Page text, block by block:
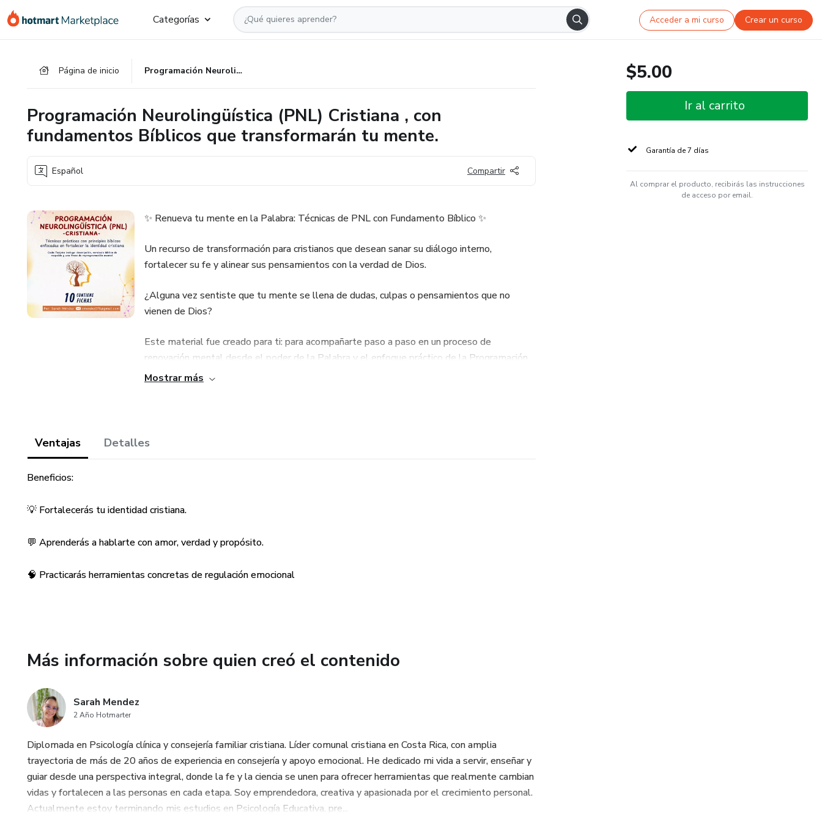
Categorías Acceder a mi curso Crear un curso
Página de inicio Programación Neurolingüística (PNL) Cristiana , con fundamentos Bíblicos que transformarán tu mente.
Programación Neurolingüística (PNL) Cristiana , con
fundamentos Bíblicos que transformarán tu mente.
Español Compartir
✨ Renueva tu mente en la Palabra: Técnicas de PNL con Fundamento Bíblico ✨
Un recurso de transformación para cristianos que desean sanar su diálogo interno,
fortalecer su fe y alinear sus pensamientos con la verdad de Dios.
¿Alguna vez sentiste que tu mente se llena de dudas, culpas o pensamientos que no
vienen de Dios?
Este material fue creado para ti: para acompañarte paso a paso en un proceso de
renovación mental desde el poder de la Palabra y el enfoque práctico de la Programación
Neurolingüística (PNL).
decisiones, desde la fe, la gratitud y la esperanza.
✅ Acompañas a otros como consejero, coach, terapeuta o líder espiritual.
Beneficios:
💡 Fortalecerás tu identidad cristiana.
Mostrar más
Ventajas Detalles
Beneficios:
💡 Fortalecerás tu identidad cristiana.
💬 Aprenderás a hablarte con amor, verdad y propósito.
🧠 Practicarás herramientas concretas de regulación emocional
Más información sobre quien creó el contenido
Sarah Mendez
2 Año Hotmarter
Diplomada en Psicología clínica y consejería familiar cristiana. Líder comunal cristiana en Costa Rica, con amplia
trayectoria de más de 20 años de experiencia en consejería y apoyo emocional. He dedicado mi vida a servir, enseñar y
guiar desde una perspectiva integral, donde la fe y la ciencia se unen para ofrecer herramientas que realmente cambian
vidas y fortalecen a las personas en cada etapa. Soy emprendedora, creativa y apasionada por el crecimiento personal.
Actualmente estoy terminando mis estudios en Psicología Educativa, pre...
$5.00
Ir al carrito
Garantía de 7 días
Al comprar el producto, recibirás las instrucciones
de acceso por email.